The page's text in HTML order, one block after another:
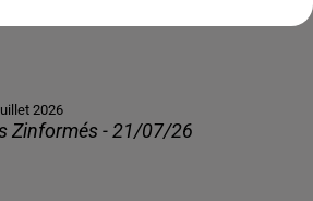
2026
Zinformés - 21/07/26